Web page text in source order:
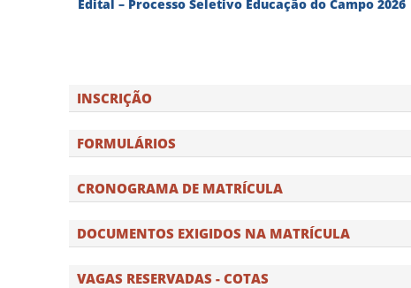
Edital – Processo Seletivo Educação do Campo 2026
INSCRIÇÃO
FORMULÁRIOS
CRONOGRAMA DE MATRÍCULA
DOCUMENTOS EXIGIDOS NA MATRÍCULA
VAGAS RESERVADAS - COTAS